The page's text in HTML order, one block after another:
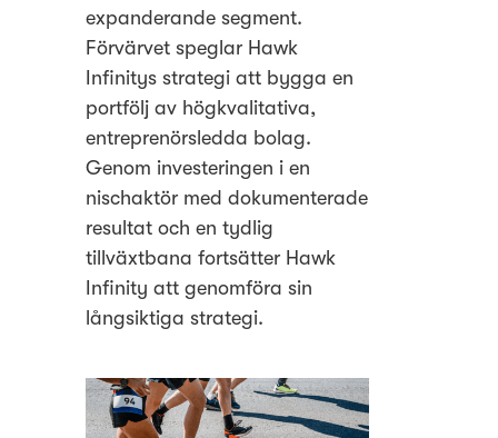
expanderande segment.
Förvärvet speglar Hawk
Infinitys strategi att bygga en
portfölj av högkvalitativa,
entreprenörsledda bolag.
Genom investeringen i en
nischaktör med dokumenterade
resultat och en tydlig
tillväxtbana fortsätter Hawk
Infinity att genomföra sin
långsiktiga strategi.